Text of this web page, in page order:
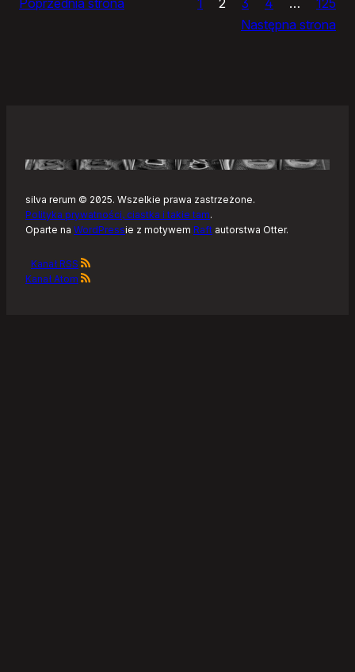
Następna strona
silva rerum © 2025. Wszelkie prawa zastrzeżone.
Polityka prywatności, ciastka i takie tam.
Oparte na WordPressie z motywem Raft autorstwa Otter.
Kanał RSS
Kanał Atom